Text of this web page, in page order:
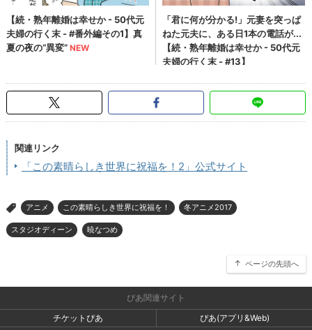
関連リンク
「この素晴らしき世界に祝福を！2」公式サイト
> アニメ この素晴らしき世界に祝福を！ 冬アニメ2017
スタジオディーン 暁なつめ
ページの先頭へ
ぴあ関連サイト
チケットぴあ
ぴあ(アプリ&Web)